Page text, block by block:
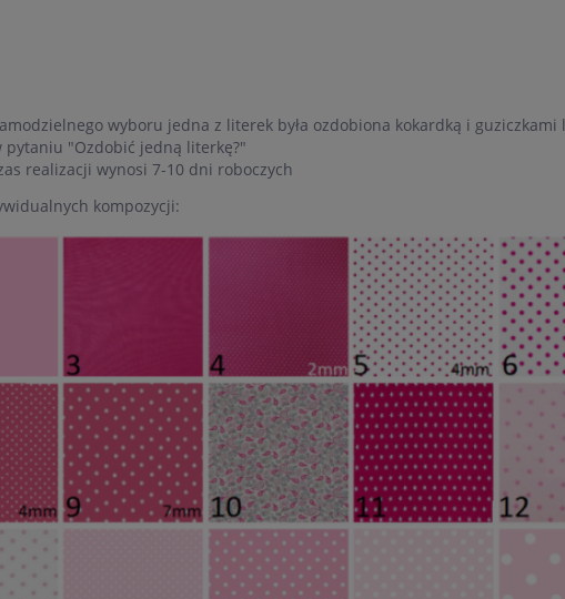
wyboru jedna z literek była ozdobiona kokardką i
pytaniu "Ozdobić jedną literkę?"
realizacji wynosi 7-10 dni roboczych
kompozycji: